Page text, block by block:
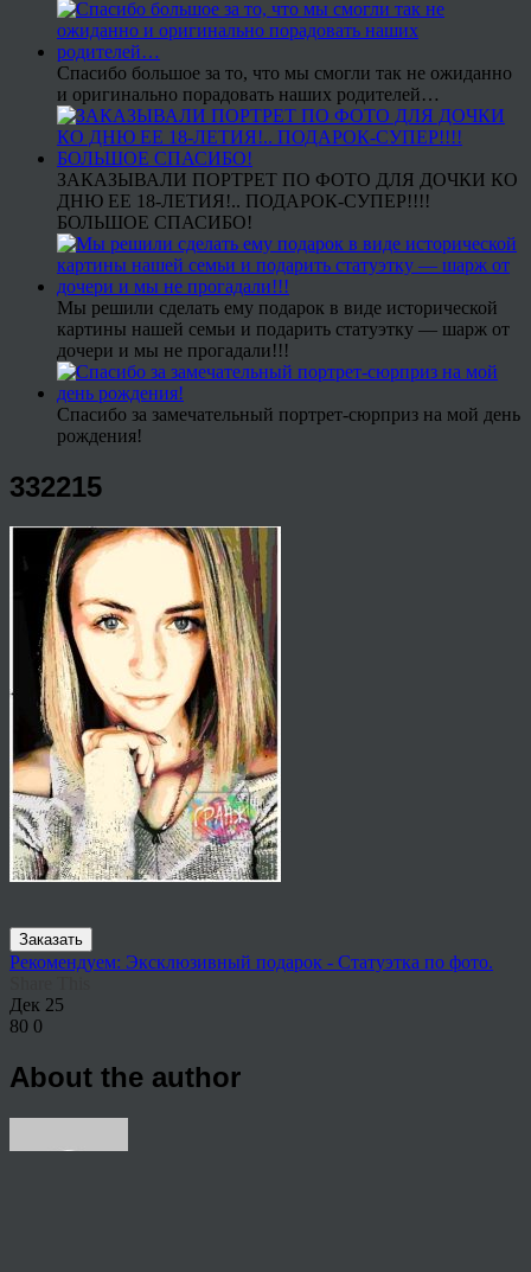
Спасибо большое за то, что мы смогли так не ожиданно
и оригинально порадовать наших родителей…
ЗАКАЗЫВАЛИ ПОРТРЕТ ПО ФОТО ДЛЯ ДОЧКИ КО
ДНЮ ЕЕ 18-ЛЕТИЯ!.. ПОДАРОК-СУПЕР!!!!
БОЛЬШОЕ СПАСИБО!
Мы решили сделать ему подарок в виде исторической
картины нашей семьи и подарить статуэтку — шарж от
дочери и мы не прогадали!!!
Спасибо за замечательный портрет-сюрприз на мой день
рождения!
332215
Заказать
Рекомендуем: Эксклюзивный подарок - Статуэтка по фото.
Дек 25
80 0
About the author